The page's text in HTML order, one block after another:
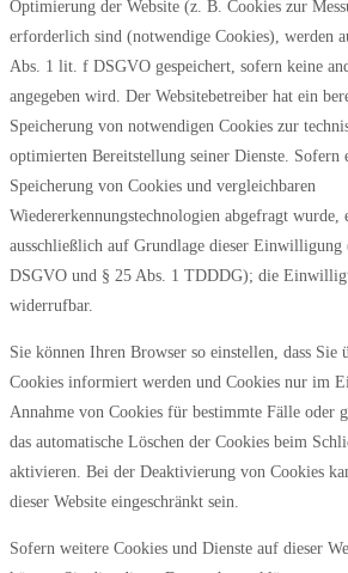
Optimierung der Website (z. B. Cookies zur
erforderlich sind (notwendige Cookies), werden
Abs. 1 lit. f DSGVO gespeichert, sofern keine
angegeben wird. Der Websitebetreiber hat ein
Speicherung von notwendigen Cookies zur
optimierten Bereitstellung seiner Dienste.
Speicherung von Cookies und vergleichbaren
Wiedererkennungstechnologien abgefragt
ausschließlich auf Grundlage dieser
DSGVO und § 25 Abs. 1 TDDDG); die
widerrufbar.
Sie können Ihren Browser so einstellen, dass Sie
Cookies informiert werden und Cookies nur im
Annahme von Cookies für bestimmte Fälle oder
das automatische Löschen der Cookies beim
aktivieren. Bei der Deaktivierung von Cookies
dieser Website eingeschränkt sein.
Sofern weitere Cookies und Dienste auf dieser